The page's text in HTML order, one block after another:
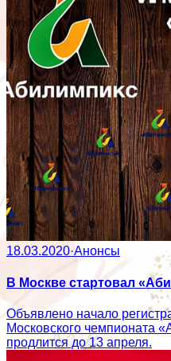
18.03.2020·Анонсы
В Москве стартовал
Объявлено начало
Московского чемпионата
продлится до 13 апреля.